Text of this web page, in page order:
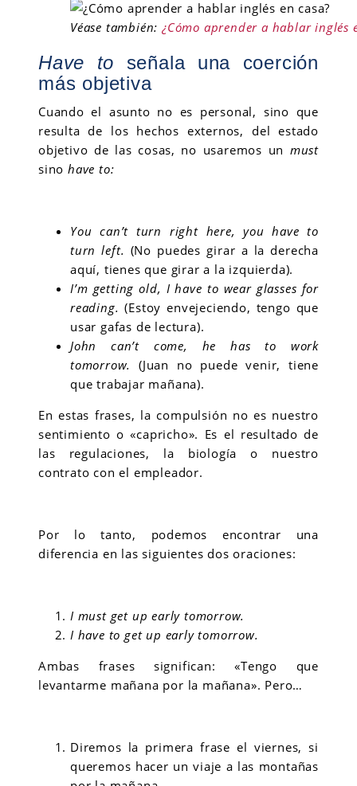
Véase también:¿Cómo aprender a hablar inglés
Have to señala una coerción
más objetiva
Cuando el asunto no es personal, sino que
resulta de los hechos externos, del estado
objetivo de las cosas, no usaremos un must
sino have to:
You can’t turn right here, you have to
turn left. (No puedes girar a la derecha
aquí, tienes que girar a la izquierda).
I’m getting old, I have to wear glasses for
reading. (Estoy envejeciendo, tengo que
usar gafas de lectura).
John can’t come, he has to work
tomorrow.
(Juan no puede venir, tiene
que trabajar mañana).
En estas frases, la compulsión no es nuestro
sentimiento o «capricho». Es el resultado de
las regulaciones, la biología o nuestro
contrato con el empleador.
Por lo tanto, podemos encontrar una
diferencia en las siguientes dos oraciones:
I must get up early tomorrow.
I have to get up early tomorrow.
Ambas frases significan: «Tengo que
levantarme mañana por la mañana». Pero…
Diremos la primera frase el viernes, si
queremos hacer un viaje a las montañas